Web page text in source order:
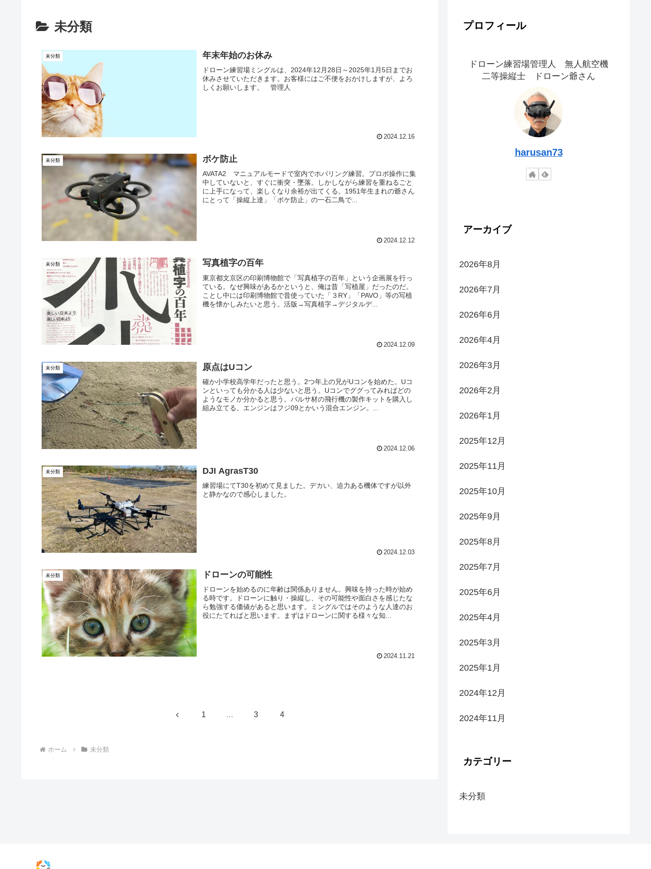
未分類
未分類 年末年始のお休み
ドローン練習場ミングルは、2024年12月28日～2025年1月5日までお
休みさせていただきます。お客様にはご不便をおかけしますが、よろ
しくお願いします。 管理人
2024.12.16
未分類 ボケ防止
AVATA2 マニュアルモードで室内でホバリング練習。プロポ操作に集
中していないと、すぐに衝突・墜落。しかしながら練習を重ねるごと
に上手になって、楽しくなり余裕が出てくる。1951年生まれの爺さん
にとって「操縦上達」「ボケ防止」の一石二鳥で...
2024.12.12
未分類 写真植字の百年
東京都文京区の印刷博物館で「写真植字の百年」という企画展を行っ
ている。なぜ興味があるかというと、俺は昔「写植屋」だったのだ。
ことし中には印刷博物館で昔使っていた「３RY」「PAVO」等の写植
機を懐かしみたいと思う。活版→写真植字→デジタルデ...
2024.12.09
未分類 原点はUコン
確か小学校高学年だったと思う。2つ年上の兄がUコンを始めた。Uコ
ンといっても分かる人は少ないと思う。Uコンでググってみればどの
ようなモノか分かると思う。バルサ材の飛行機の製作キットを購入し
組み立てる。エンジンはフジ09とかいう混合エンジン。...
2024.12.06
未分類 DJI AgrasT30
練習場にてT30を初めて見ました。デカい、迫力ある機体ですが以外
と静かなので感心しました。
2024.12.03
未分類 ドローンの可能性
ドローンを始めるのに年齢は関係ありません。興味を持った時が始め
る時です。ドローンに触り・操縦し、その可能性や面白さを感じたな
ら勉強する価値があると思います。ミングルではそのような人達のお
役にたてればと思います。まずはドローンに関する様々な知...
2024.11.21
前 1 … 3 4
ホーム 未分類
プロフィール
ドローン練習場管理人 無人航空機
二等操縦士 ドローン爺さん
harusan73
アーカイブ
2026年8月
2026年7月
2026年6月
2026年4月
2026年3月
2026年2月
2026年1月
2025年12月
2025年11月
2025年10月
2025年9月
2025年8月
2025年7月
2025年6月
2025年4月
2025年3月
2025年1月
2024年12月
2024年11月
カテゴリー
未分類